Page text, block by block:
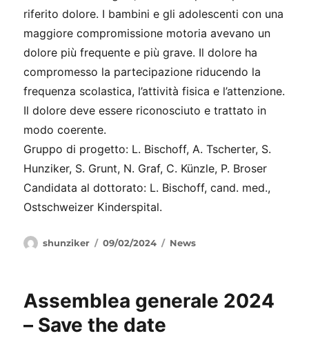
riferito dolore. I bambini e gli adolescenti con una
maggiore compromissione motoria avevano un
dolore più frequente e più grave. Il dolore ha
compromesso la partecipazione riducendo la
frequenza scolastica, l’attività fisica e l’attenzione.
Il dolore deve essere riconosciuto e trattato in
modo coerente.
Gruppo di progetto: L. Bischoff, A. Tscherter, S.
Hunziker, S. Grunt, N. Graf, C. Künzle, P. Broser
Candidata al dottorato: L. Bischoff, cand. med.,
Ostschweizer Kinderspital.
Autore
shunziker
Pubblicato
09/02/2024 Categorie
News
Assemblea generale 2024
– Save the date